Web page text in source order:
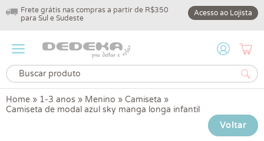
Frete grátis nas compras a partir de R$350
para Sul e Sudeste
10% off na
DEDEKA10
Acesso ao Lojista
Home » 1-3 anos » Menino » Camiseta »
Camiseta de modal azul sky manga longa infantil
Voltar